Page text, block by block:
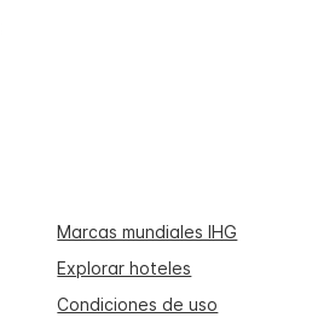
Marcas mundiales IHG
Explorar hoteles
Condiciones de uso